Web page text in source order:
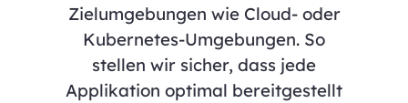
Zielumgebungen wie Cloud- oder
Kubernetes-Umgebungen. So
stellen wir sicher, dass jede
Applikation optimal bereitgestellt